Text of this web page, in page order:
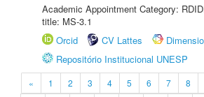
Academic Appointment Category:
title: MS-3.1
Orcid
CV Lattes
Repositório Institucional UNESP
« 1 2 3 4 5 6 7 8